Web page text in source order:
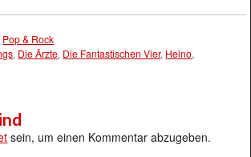
Pop & Rock
, Die Ärzte, Die Fantastischen Vier, Heino,
sein, um einen Kommentar abzugeben.